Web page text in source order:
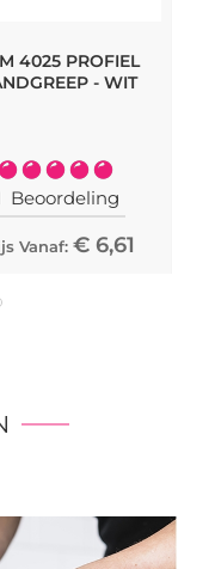
4025 PROFIEL
- WIT
100%
Beoordeling
Vanaf: € 6,61